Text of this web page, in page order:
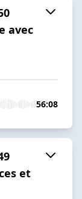
avec
56:08
et